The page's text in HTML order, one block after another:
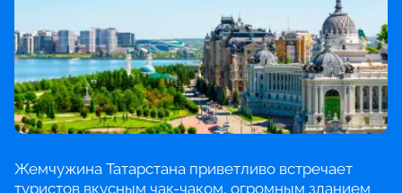
Жемчужина Татарстана приветливо встречает
туристов вкусным чак-чаком, огромным зданием